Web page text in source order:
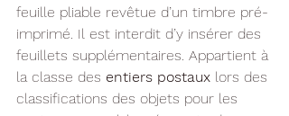
feuille pliable revêtue d’un timbre pré-
imprimé. Il est interdit d’y insérer des
feuillets supplémentaires. Appartient à
la classe des entiers postaux lors des
classifications des objets pour les